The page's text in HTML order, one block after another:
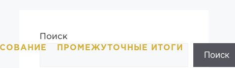
ПРОМЕЖУТОЧНЫЕ ИТОГИ
Поиск
Поиск